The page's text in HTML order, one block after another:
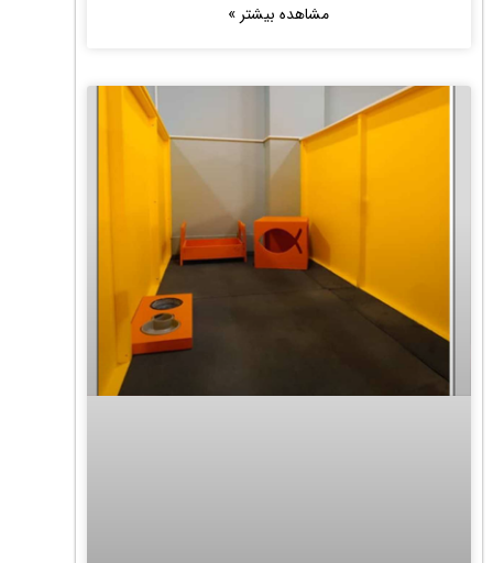
مشاهده بیشتر »